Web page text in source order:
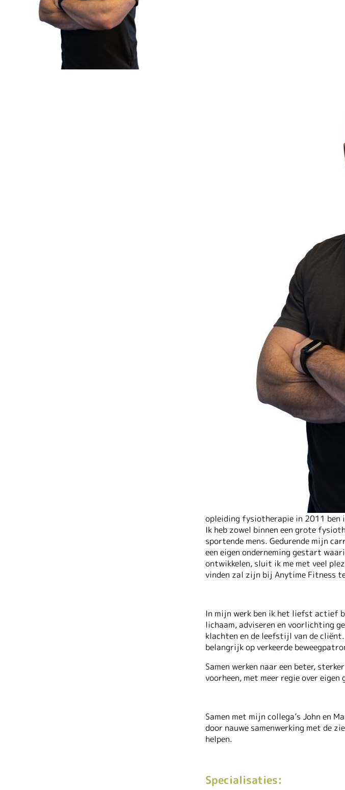
opleiding fysiotherapie in 2011 ben
Ik heb zowel binnen een grote
sportende mens. Gedurende mijn
een eigen onderneming gestart
ontwikkelen, sluit ik me met veel
vinden zal zijn bij Anytime Fitness te
In mijn werk ben ik het liefst actief
lichaam, adviseren en voorlichting
klachten en de leefstijl van de
belangrijk op verkeerde
Samen werken naar een beter,
voorheen, met meer regie over
Samen met mijn collega’s John en
door nauwe samenwerking met de
helpen.
Specialisaties: